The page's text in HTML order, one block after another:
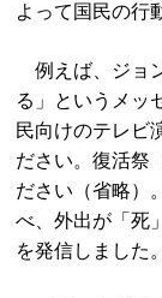
よって国民の行
例えば、ジョ
る」というメッ
民向けのテレビ
ださい。復活祭
ださい（省略）
べ、外出が「死
を発信しました。